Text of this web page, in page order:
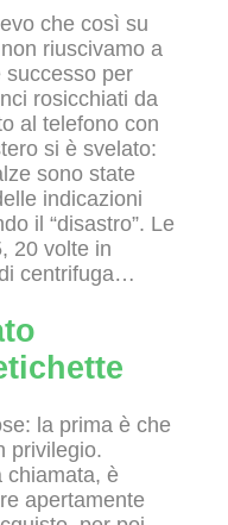
che così su
riuscivamo a
successo per
rosicchiati da
al telefono con
si è svelato:
sono state
indicazioni
il “disastro”. Le
20 volte in
centrifuga…
la prima è che
privilegio.
chiamata, è
apertamente